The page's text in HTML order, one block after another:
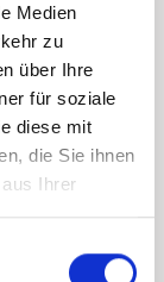
Medien
zu
über Ihre
für soziale
diese mit
die Sie ihnen
Ihrer